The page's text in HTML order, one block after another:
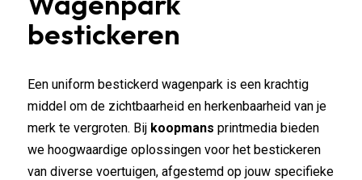
bestickeren
Een uniform bestickerd wagenpark is een krachtig
middel om de zichtbaarheid en herkenbaarheid van je
merk te vergroten. Bij koopmans printmedia bieden
we hoogwaardige oplossingen voor het bestickeren
van diverse voertuigen, afgestemd op jouw specifieke